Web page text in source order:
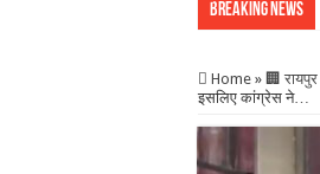
Breaking News
Home » 🏢 रायपुर
इसलिए कांग्रेस ने…